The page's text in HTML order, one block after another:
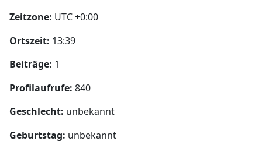
Zeitzone: UTC +0:00
Ortszeit: 13:39
Beiträge: 1
Profilaufrufe: 840
Geschlecht: unbekannt
Geburtstag: unbekannt